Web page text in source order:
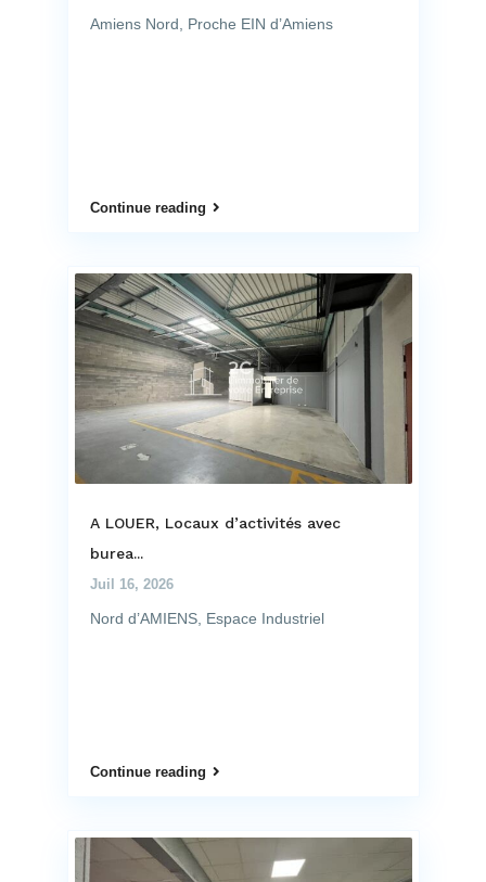
Amiens Nord, Proche EIN d’Amiens
Continue reading
A LOUER, Locaux d’activités avec
burea...
Juil 16, 2026
Nord d’AMIENS, Espace Industriel
Continue reading